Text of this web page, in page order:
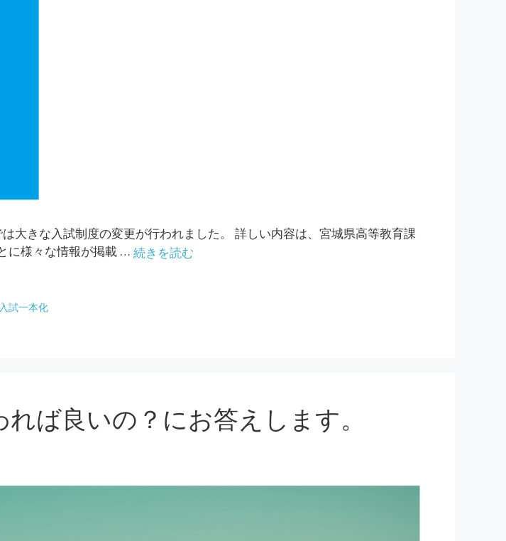
大きな入試制度の変更が行われました。 詳しい内容は、宮城県高等教育課
に様々な情報が掲載 … 続きを読む
試一本化
ば良いの？にお答えします。